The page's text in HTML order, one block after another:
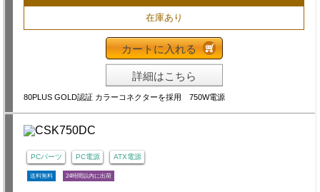
在庫あり
カートに入れる
詳細はこちら
80PLUS GOLD認証 カラーコネクターを採用 750W電源
PCパーツ PC電源 ATX電源
送料無料 24時間以内に出荷